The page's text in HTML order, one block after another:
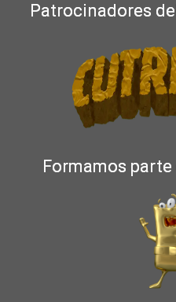
Patrocinadores
Formamos